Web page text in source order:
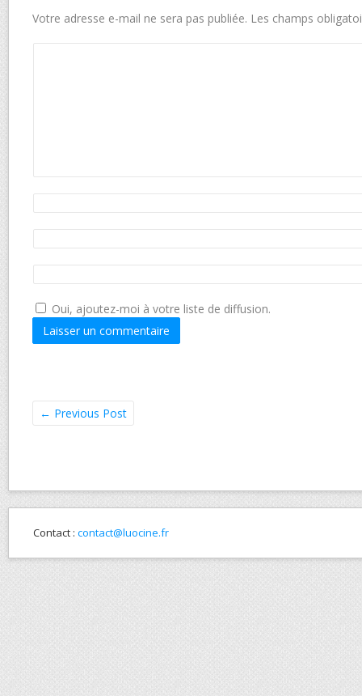
Votre adresse e-mail ne sera pas publiée. Les champs
Oui, ajoutez-moi à votre liste de diffusion.
← Previous Post
Contact : contact@luocine.fr